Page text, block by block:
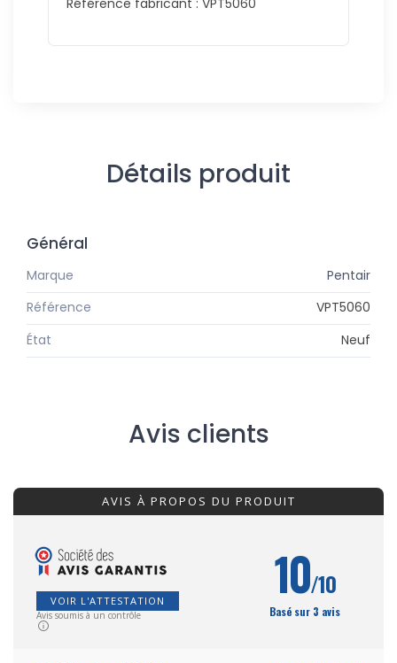
Détails produit
Général
Marque
Pentair
Référence
VPT5060
État
Neuf
Avis clients
AVIS À PROPOS DU PRODUIT
VOIR L'ATTESTATION
Avis soumis à un contrôle
10/10
Basé sur 3 avis